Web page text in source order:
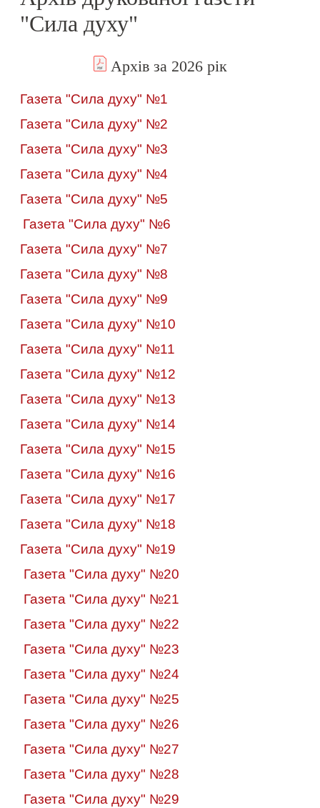
"Сила духу"
Архів за 2026 рік
Газета "Сила духу" №1
Газета "Сила духу" №2
Газета "Сила духу" №3
Газета "Сила духу" №4
Газета "Сила духу" №5
Газета "Сила духу" №6
Газета "Сила духу" №7
Газета "Сила духу" №8
Газета "Сила духу" №9
Газета "Сила духу" №10
Газета "Сила духу" №11
Газета "Сила духу" №12
Газета "Сила духу" №13
Газета "Сила духу" №14
Газета "Сила духу" №15
Газета "Сила духу" №16
Газета "Сила духу" №17
Газета "Сила духу" №18
Газета "Сила духу" №19
Газета "Сила духу" №20
Газета "Сила духу" №21
Газета "Сила духу" №22
Газета "Сила духу" №23
Газета "Сила духу" №24
Газета "Сила духу" №25
Газета "Сила духу" №26
Газета "Сила духу" №27
Газета "Сила духу" №28
Газета "Сила духу" №29